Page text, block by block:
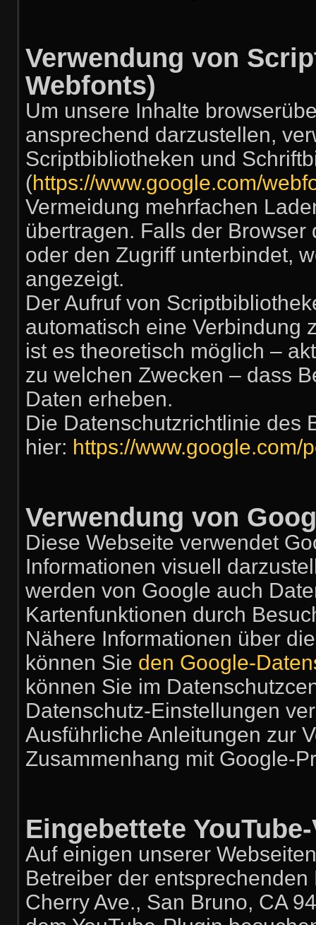
Verwendung von
Webfonts)
Um unsere Inhalte
ansprechend darzustellen,
Scriptbibliotheken und
(https://www.google.com/
Vermeidung mehrfachen
übertragen. Falls der
oder den Zugriff unterbindet,
angezeigt.
Der Aufruf von
automatisch eine Verbindung
ist es theoretisch möglich –
zu welchen Zwecken – dass
Daten erheben.
Die Datenschutzrichtlinie des
hier: https://www.google.com/
Verwendung von
Diese Webseite verwendet
Informationen visuell
werden von Google auch
Kartenfunktionen durch
Nähere Informationen über
können Sie den Google-
können Sie im
Datenschutz-Einstellungen
Ausführliche Anleitungen zur
Zusammenhang mit Google-
Eingebettete
Auf einigen unserer
Betreiber der
Cherry Ave., San Bruno, CA